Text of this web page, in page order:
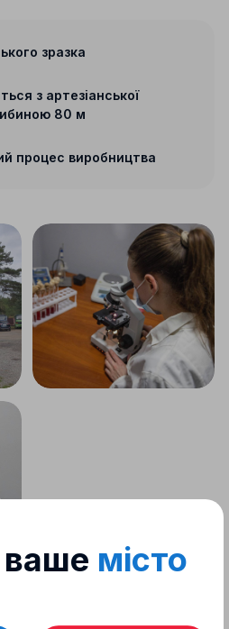
ваше місто
зразка
з артезіанської
80 м
процес виробництва